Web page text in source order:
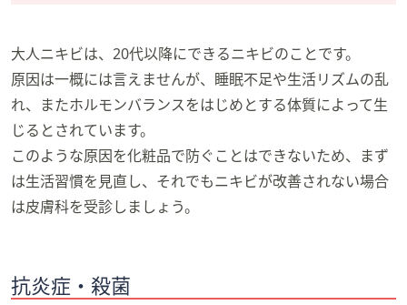
大人ニキビは、20代以降にできるニキビのことです。
原因は一概には言えませんが、睡眠不足や生活リズムの乱
れ、またホルモンバランスをはじめとする体質によって生
じるとされています。
このような原因を化粧品で防ぐことはできないため、まず
は生活習慣を見直し、それでもニキビが改善されない場合
は皮膚科を受診しましょう。
抗炎症・殺菌